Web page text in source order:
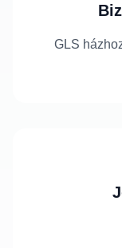
GLS